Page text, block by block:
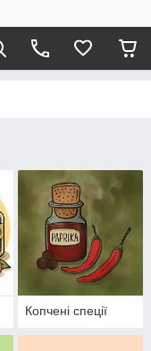
Копчені спеції